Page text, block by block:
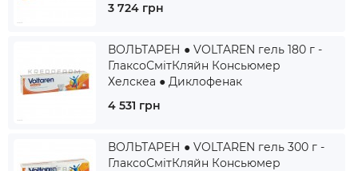
3 724 грн
ВОЛЬТАРЕН ● VOLTAREN гель 180 г -
ГлаксоСмітКляйн Консьюмер
Хелскеа ● Диклофенак
4 531 грн
ВОЛЬТАРЕН ● VOLTAREN гель 300 г -
ГлаксоСмітКляйн Консьюмер